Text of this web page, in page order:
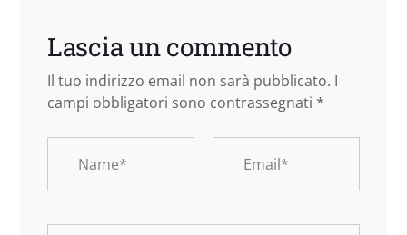
Lascia un commento
Il tuo indirizzo email non sarà pubblicato. I
campi obbligatori sono contrassegnati *